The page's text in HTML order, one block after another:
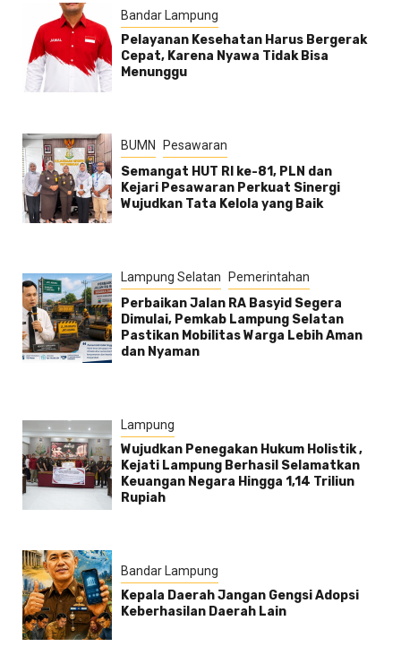
Bandar Lampung
Pelayanan Kesehatan Harus Bergerak
Cepat, Karena Nyawa Tidak Bisa
Menunggu
BUMN Pesawaran
Semangat HUT RI ke-81, PLN dan
Kejari Pesawaran Perkuat Sinergi
Wujudkan Tata Kelola yang Baik
Lampung Selatan Pemerintahan
Perbaikan Jalan RA Basyid Segera
Dimulai, Pemkab Lampung Selatan
Pastikan Mobilitas Warga Lebih Aman
dan Nyaman
Lampung
Wujudkan Penegakan Hukum Holistik ,
Kejati Lampung Berhasil Selamatkan
Keuangan Negara Hingga 1,14 Triliun
Rupiah
Bandar Lampung
Kepala Daerah Jangan Gengsi Adopsi
Keberhasilan Daerah Lain